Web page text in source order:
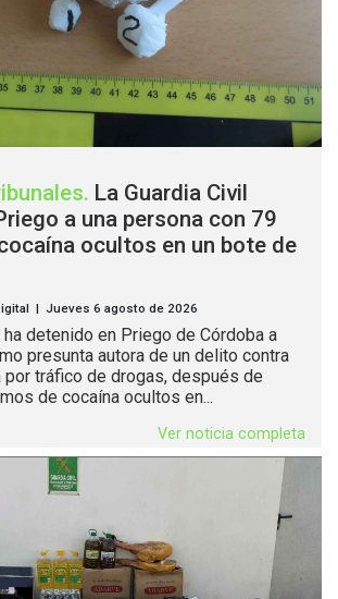
. La Guardia Civil
a una persona con 79
ocultos en un bote de
| Jueves 6 agosto de 2026
ha detenido en Priego de Córdoba a
presunta autora de un delito contra
por tráfico de drogas, después de
de cocaína ocultos en...
Ver noticia completa